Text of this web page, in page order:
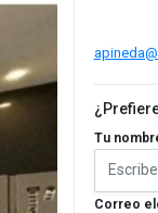
Tu
Correo